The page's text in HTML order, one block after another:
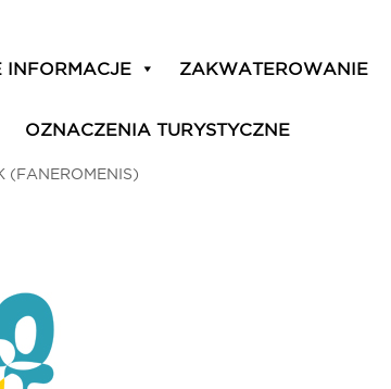
INFORMACJE ZAKWATEROWANIE
OZNACZENIA TURYSTYCZNE
(FANEROMENIS)